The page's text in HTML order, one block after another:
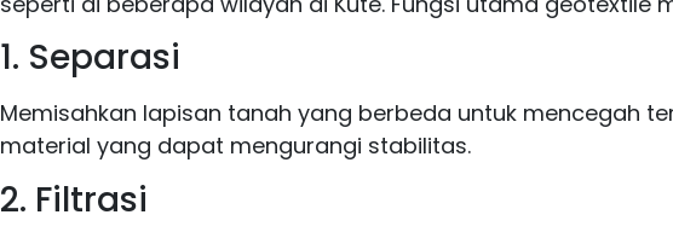
1. Separasi
Memisahkan lapisan tanah yang berbeda untuk mencegah
material yang dapat mengurangi stabilitas.
2. Filtrasi